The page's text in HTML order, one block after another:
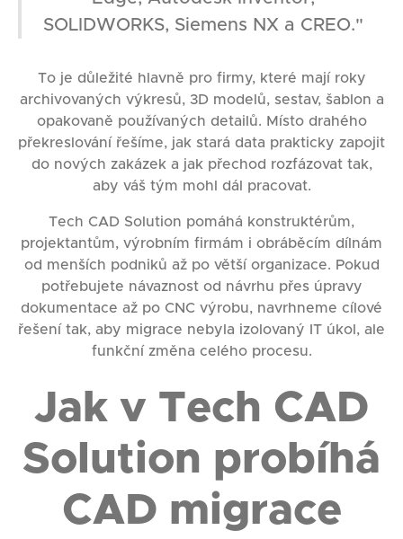
SOLIDWORKS, Siemens NX a CREO."
To je důležité hlavně pro firmy, které mají roky
archivovaných výkresů, 3D modelů, sestav, šablon a
opakovaně používaných detailů. Místo drahého
překreslování řešíme, jak stará data prakticky zapojit
do nových zakázek a jak přechod rozfázovat tak,
aby váš tým mohl dál pracovat.
Tech CAD Solution pomáhá konstruktérům,
projektantům, výrobním firmám i obráběcím dílnám
od menších podniků až po větší organizace. Pokud
potřebujete návaznost od návrhu přes úpravy
dokumentace až po CNC výrobu, navrhneme cílové
řešení tak, aby migrace nebyla izolovaný IT úkol, ale
funkční změna celého procesu.
Jak v Tech CAD
Solution probíhá
CAD migrace